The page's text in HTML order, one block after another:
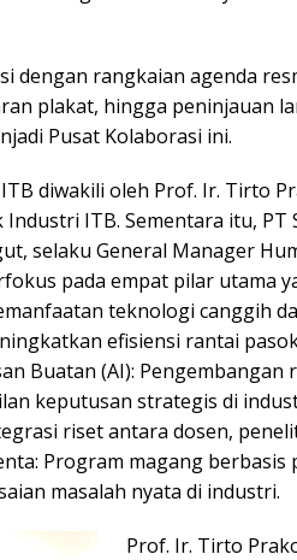
dengan rangkaian agenda
plakat, hingga peninjauan
Pusat Kolaborasi ini.
diwakili oleh Prof. Ir. Tirto
ITB. Sementara itu, PT
selaku General Manager
pada empat pilar utama
teknologi canggih
efisiensi rantai
Buatan (AI):
keputusan strategis di
riset antara dosen,
Program magang
masalah nyata di industri.
Prof. Ir. Tirto